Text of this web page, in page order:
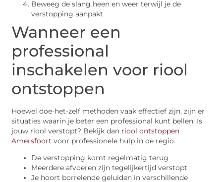
Beweeg de slang heen en weer terwijl je de
verstopping aanpakt
Wanneer een
professional
inschakelen voor riool
ontstoppen
Hoewel doe-het-zelf methoden vaak effectief zijn, zijn er
situaties waarin je beter een professional kunt bellen. Is
jouw riool verstopt? Bekijk dan riool ontstoppen
Amersfoort voor professionele hulp in de regio.
De verstopping komt regelmatig terug
Meerdere afvoeren zijn tegelijkertijd verstopt
Je hoort borrelende geluiden in verschillende